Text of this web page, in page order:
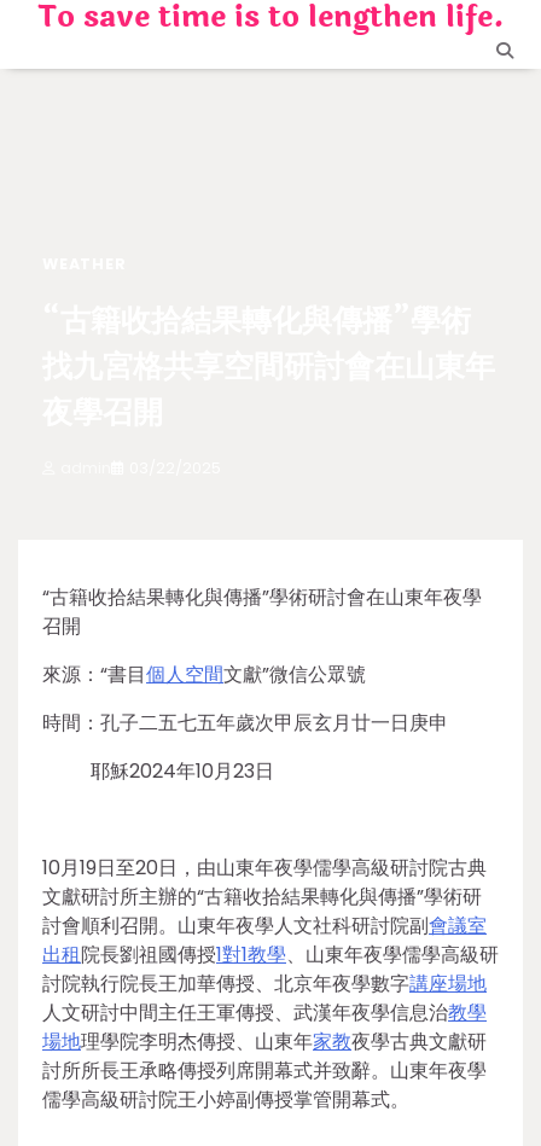
content
To save time is to lengthen life.
“古籍收拾結果轉化與傳播”學術研討會在山東年夜學
召開
來源：“書目個人空間文獻”微信公眾號
時間：孔子二五七五年歲次甲辰玄月廿一日庚申
耶穌2024年10月23日
10月19日至20日，由山東年夜學儒學高級研討院古典
文獻研討所主辦的“古籍收拾結果轉化與傳播”學術研
討會順利召開。山東年夜學人文社科研討院副會議室
出租院長劉祖國傳授1對1教學、山東年夜學儒學高級研
討院執行院長王加華傳授、北京年夜學數字講座場地
人文研討中間主任王軍傳授、武漢年夜學信息治教學
場地理學院李明杰傳授、山東年家教夜學古典文獻研
討所所長王承略傳授列席開幕式并致辭。山東年夜學
儒學高級研討院王小婷副傳授掌管開幕式。